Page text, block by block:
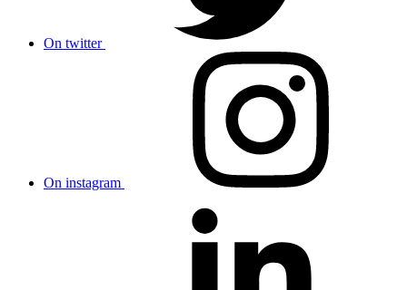
On twitter
On instagram